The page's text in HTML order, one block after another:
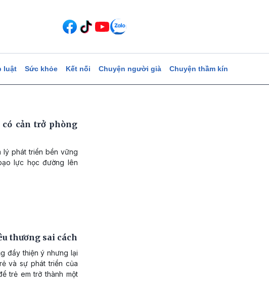
luật Sức khỏe Kết nối Chuyện người già Chuyện thầm kín
cản trở phòng
lý phát triển bền vững
lực học đường lên
thương sai cách
đầy thiện ý nhưng lại
và sự phát triển của
trẻ em trở thành một